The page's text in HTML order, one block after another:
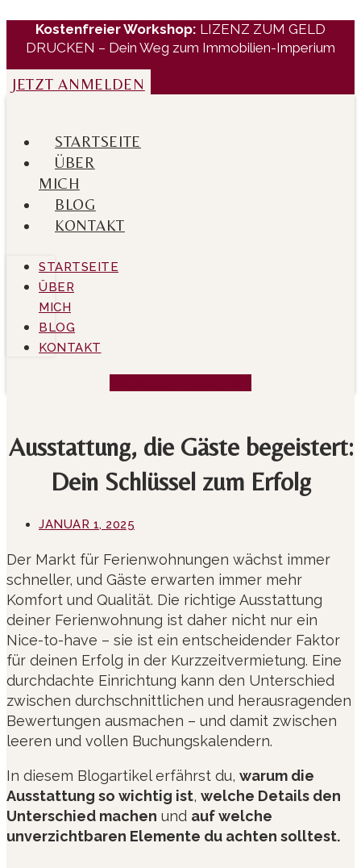
Inhalt
wechseln
Kostenfreier Workshop: LIZENZ ZUM GELD
DRUCKEN – Dein Weg zum Immobilien-Imperium
JETZT ANMELDEN
STARTSEITE
ÜBER
MICH
BLOG
KONTAKT
STARTSEITE
ÜBER
MICH
BLOG
KONTAKT
Ausstattung, die Gäste begeistert:
Dein Schlüssel zum Erfolg
JANUAR 1, 2025
Der Markt für Ferienwohnungen wächst immer
schneller, und Gäste erwarten immer mehr
Komfort und Qualität. Die richtige Ausstattung
deiner Ferienwohnung ist daher nicht nur ein
Nice-to-have – sie ist ein entscheidender Faktor
für deinen Erfolg in der Kurzzeitvermietung. Eine
durchdachte Einrichtung kann den Unterschied
zwischen durchschnittlichen und herausragenden
Bewertungen ausmachen – und damit zwischen
leeren und vollen Buchungskalendern.
In diesem Blogartikel erfährst du, warum die
Ausstattung so wichtig ist, welche Details den
Unterschied machen und auf welche
unverzichtbaren Elemente du achten solltest.